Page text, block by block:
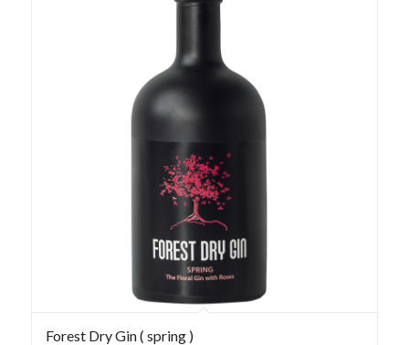
Forest Dry Gin ( spring )